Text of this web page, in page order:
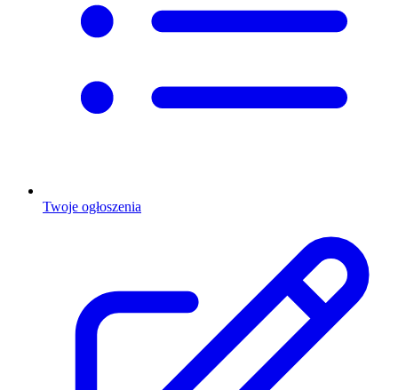
Twoje ogłoszenia